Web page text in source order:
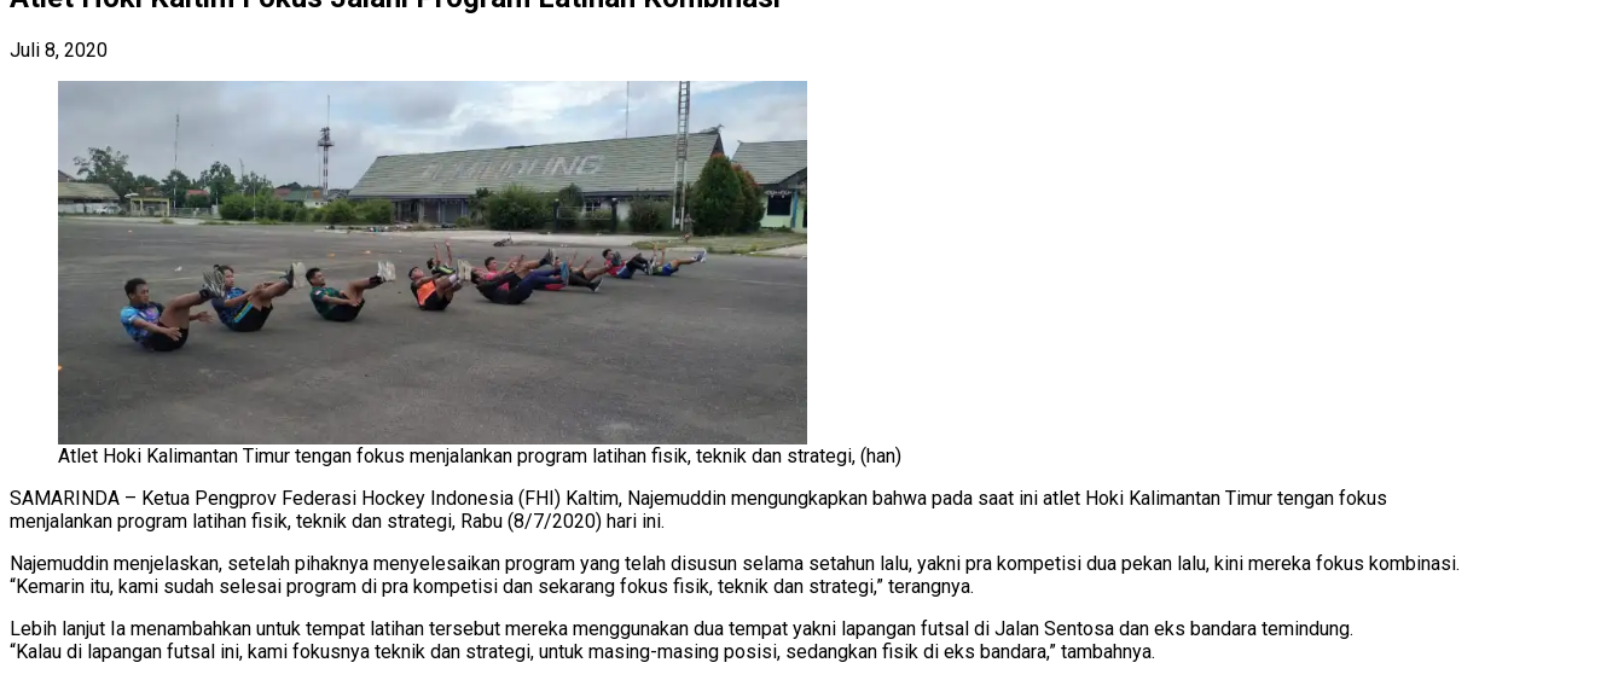
Juli 8, 2020
Atlet Hoki Kalimantan Timur tengan fokus menjalankan program latihan fisik, teknik dan strategi, (han)
SAMARINDA – Ketua Pengprov Federasi Hockey Indonesia (FHI) Kaltim, Najemuddin mengungkapkan bahwa pada saat ini atlet Hoki Kalimantan Timur tengan fokus
menjalankan program latihan fisik, teknik dan strategi, Rabu (8/7/2020) hari ini.
Najemuddin menjelaskan, setelah pihaknya menyelesaikan program yang telah disusun selama setahun lalu, yakni pra kompetisi dua pekan lalu, kini mereka fokus kombinasi.
“Kemarin itu, kami sudah selesai program di pra kompetisi dan sekarang fokus fisik, teknik dan strategi,” terangnya.
Lebih lanjut Ia menambahkan untuk tempat latihan tersebut mereka menggunakan dua tempat yakni lapangan futsal di Jalan Sentosa dan eks bandara temindung.
“Kalau di lapangan futsal ini, kami fokusnya teknik dan strategi, untuk masing-masing posisi, sedangkan fisik di eks bandara,” tambahnya.